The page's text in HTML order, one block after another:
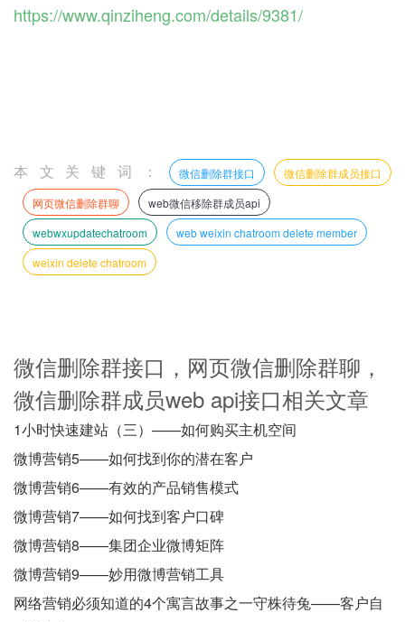
https://www.qinziheng.com/details/9381/
本文关键词： 微信删除群接口
微信删除群成员接口
网页微信删除群聊
web微信移除群成员api
webwxupdatechatroom
web weixin chatroom delete member
weixin delete chatroom
微信删除群接口，网页微信删除群聊，
微信删除群成员web api接口相关文章
1小时快速建站（三）——如何购买主机空间
微博营销5——如何找到你的潜在客户
微博营销6——有效的产品销售模式
微博营销7——如何找到客户口碑
微博营销8——集团企业微博矩阵
微博营销9——妙用微博营销工具
网络营销必须知道的4个寓言故事之一守株待兔——客户自